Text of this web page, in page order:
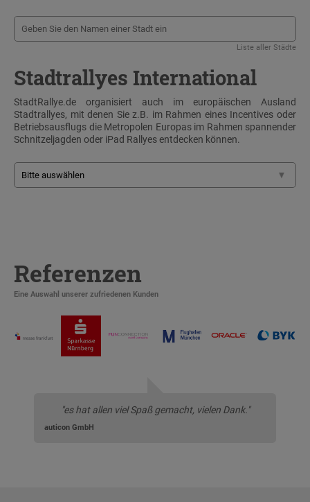
Liste aller Städte
Stadtrallyes International
StadtRallye.de organisiert auch im europäischen Ausland
Stadtrallyes, mit denen Sie z.B. im Rahmen eines Incentives oder
Betriebsausflugs die Metropolen Europas im Rahmen spannender
Schnitzeljagden oder iPad Rallyes entdecken können.
Referenzen
Eine Auswahl unserer zufriedenen Kunden
"es hat allen viel Spaß gemacht, vielen Dank."
auticon GmbH